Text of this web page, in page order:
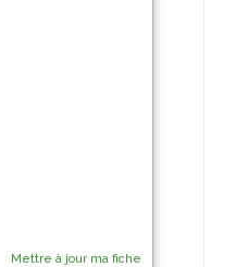
Mettre à jour ma fiche